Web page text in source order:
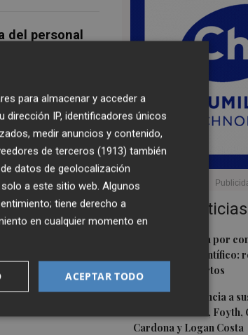
Últimas Noticias
Castelló apuesta por
un referente científico:
equipo de expertos
2El Villarreal anuncia a
Gerard Moreno, Foyth,
Cardona y Logan Costa
del personal
regreso tras
mínimos en
, "algo inferior a
norte.
, ha
en los
también todas
para almacenar y acceder a
IP, identificadores únicos
medir anuncios y contenido,
de terceros (1913) también
datos de geolocalización
a este sitio web. Algunos
tiene derecho a
en cualquier momento en
ACEPTAR TODO